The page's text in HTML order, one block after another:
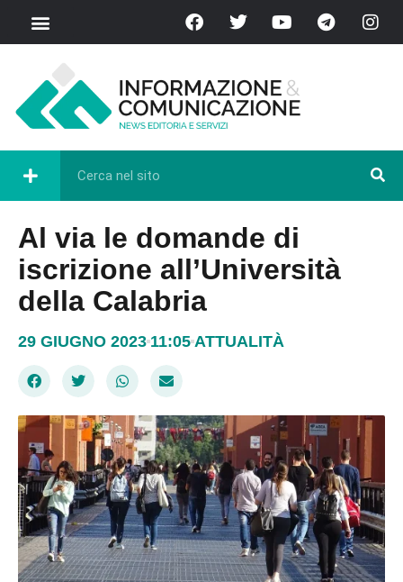
Al via le domande di
iscrizione all’Università
della Calabria
29 GIUGNO 2023 11:05 ATTUALITÀ